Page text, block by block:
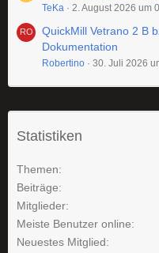
TeKa 2. August 2026 um
QuickMill Vetrano 2 B
Dokumentation
Robertino 30. Juli 2026
Statistiken
Themen
Beiträge
Mitglieder
Meiste Benutzer online
Neuestes Mitglied